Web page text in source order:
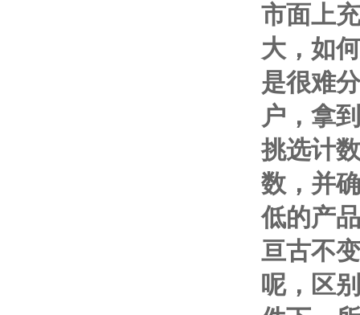
市面上
大，如
是很难
户，拿
挑选计
数，并
低的产
亘古不
呢，区